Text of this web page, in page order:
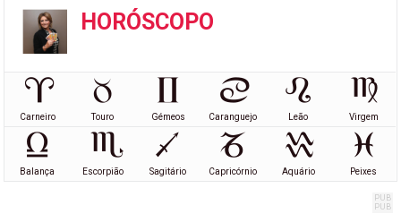
HORÓSCOPO
Carneiro Touro Gémeos Caranguejo Leão Virgem
Balança Escorpião Sagitário Capricórnio Aquário Peixes